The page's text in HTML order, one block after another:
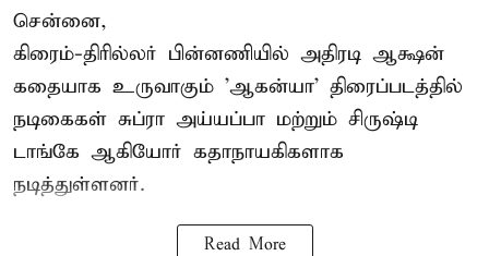
சென்னை,
கிரைம்-திரில்லர் பின்னணியில் அதிரடி ஆக்ஷன்
கதையாக உருவாகும் 'ஆகன்யா' திரைப்படத்தில்
நடிகைகள் சுப்ரா அய்யப்பா மற்றும் சிருஷ்டி
டாங்கே ஆகியோர் கதாநாயகிகளாக
நடித்துள்ளனர்.
Read More